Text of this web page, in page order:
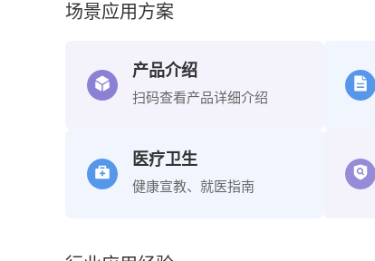
场景应用方案
产品介绍
扫码查看产品详细介绍
医疗卫生
健康宣教、就医指南